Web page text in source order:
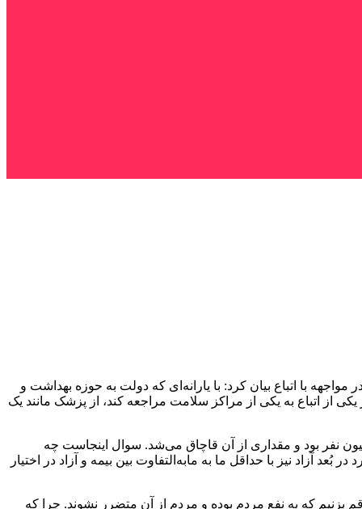
با اتباع بیان کرد: با یارانه‌ای که دولت به حوزه بهداشت و
از اتباع به یکی از مراکز سلامت مراجعه کند، از پزشک مانند یک
به واردات دارو به اندازه ۴۵۰ میلیون نفر در دهه ۹۰ ادامه داد: این در حالی بود که مصرفِ در چرخش دارو به میزان ۴۰ تا ۵۰ میلیون نفر بود و مقداری از آن قاچاق می‌شد. سوال اینجاست چه
آزاد نیز با حداقل ما به مابه‌التفاوت بین بیمه و آزاد در اختیار
بزنیم که به نفع مردم بوده و مردم از آن متضرر نشوند. چرا که